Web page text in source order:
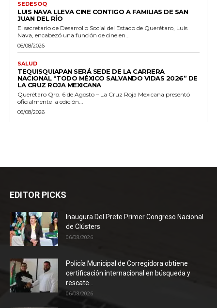
SEDESOQ
LUIS NAVA LLEVA CINE CONTIGO A FAMILIAS DE SAN
JUAN DEL RÍO
El secretario de Desarrollo Social del Estado de Querétaro, Luis
Nava, encabezó una función de cine en...
06/08/2026
SALUD
TEQUISQUIAPAN SERÁ SEDE DE LA CARRERA
NACIONAL “TODO MÉXICO SALVANDO VIDAS 2026” DE
LA CRUZ ROJA MEXICANA
Querétaro Qro. 6 de Agosto – La Cruz Roja Mexicana presentó
oficialmente la edición...
06/08/2026
EDITOR PICKS
Inaugura Del Prete Primer Congreso Nacional
de Clústers
06/08/2026
Policía Municipal de Corregidora obtiene
certificación internacional en búsqueda y
rescate...
06/08/2026